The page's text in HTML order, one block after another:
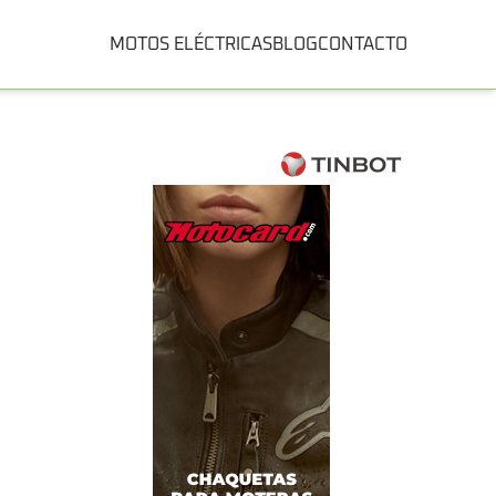
MOTOS ELÉCTRICASBLOGCONTACTO